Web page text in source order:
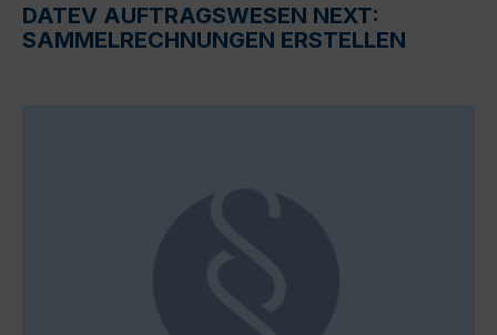
DATEV AUFTRAGSWESEN NEXT:
SAMMELRECHNUNGEN ERSTELLEN